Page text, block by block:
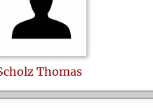
Thomas